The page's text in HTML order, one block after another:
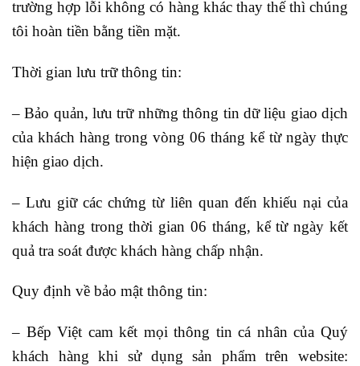
trường hợp lỗi không có hàng khác thay thế thì chúng
tôi hoàn tiền bằng tiền mặt.
Thời gian lưu trữ thông tin:
– Bảo quản, lưu trữ những thông tin dữ liệu giao dịch
của khách hàng trong vòng 06 tháng kể từ ngày thực
hiện giao dịch.
– Lưu giữ các chứng từ liên quan đến khiếu nại của
khách hàng trong thời gian 06 tháng, kể từ ngày kết
quả tra soát được khách hàng chấp nhận.
Quy định về bảo mật thông tin:
– Bếp Việt cam kết mọi thông tin cá nhân của Quý
khách hàng khi sử dụng sản phẩm trên website: